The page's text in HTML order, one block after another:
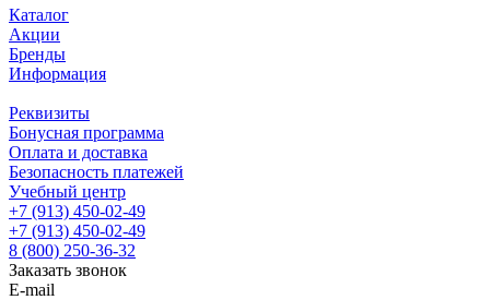
Каталог
Акции
Бренды
Информация
Реквизиты
Бонусная программа
Оплата и доставка
Безопасность платежей
Учебный центр
+7 (913) 450-02-49
+7 (913) 450-02-49
8 (800) 250-36-32
Заказать звонок
E-mail